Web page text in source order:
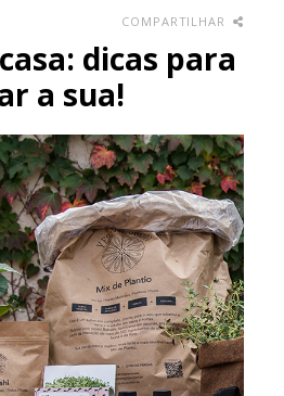
COMPARTILHAR
dicas para
a sua!